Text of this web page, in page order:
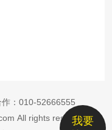
我要
： 010-52666555
All rights reserved